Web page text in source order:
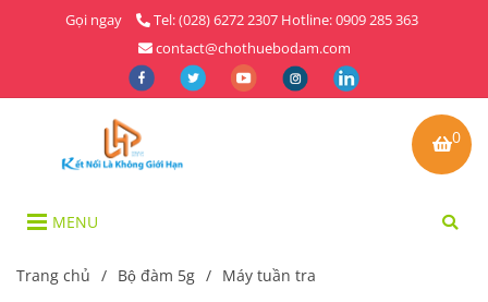
Gọi ngay
Tel: (028) 6272 2307 Hotline: 0909 285 363
contact@chothuebodam.com
0
MENU
Trang chủ / Bộ đàm 5g / Máy tuần tra